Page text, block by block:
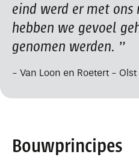
eind werd er met ons
hebben we gevoel
genomen werden.
Van Loon en Roetert - Olst
Bouwprincipes